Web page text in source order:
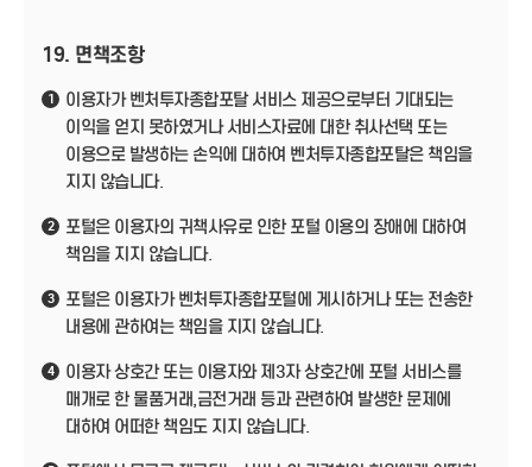
19. 면책조항
1
이용자가 벤처투자종합포탈 서비스 제공으로부터 기대되는
이익을 얻지 못하였거나 서비스자료에 대한 취사선택 또는
이용으로 발생하는 손익에 대하여 벤처투자종합포탈은 책임을
지지 않습니다.
2
포털은 이용자의 귀책사유로 인한 포털 이용의 장애에 대하여
책임을 지지 않습니다.
3
포털은 이용자가 벤처투자종합포털에 게시하거나 또는 전송한
내용에 관하여는 책임을 지지 않습니다.
4
이용자 상호간 또는 이용자와 제3자 상호간에 포털 서비스를
매개로 한 물품거래,금전거래 등과 관련하여 발생한 문제에
대하여 어떠한 책임도 지지 않습니다.